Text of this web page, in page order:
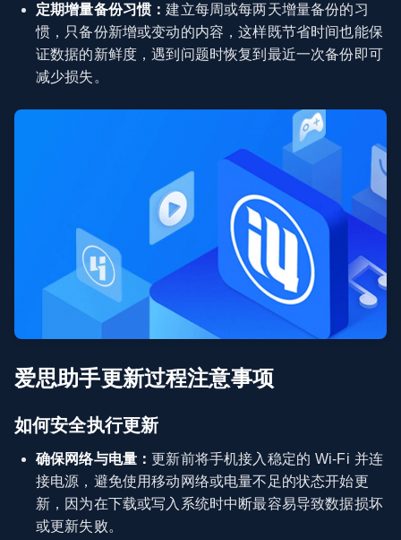
定期增量备份习惯：建立每周或每两天增量备份的习
惯，只备份新增或变动的内容，这样既节省时间也能保
证数据的新鲜度，遇到问题时恢复到最近一次备份即可
减少损失。
爱思助手更新过程注意事项
如何安全执行更新
确保网络与电量：更新前将手机接入稳定的 Wi‑Fi 并连
接电源，避免使用移动网络或电量不足的状态开始更
新，因为在下载或写入系统时中断最容易导致数据损坏
或更新失败。